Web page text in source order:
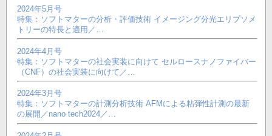
2024年5月号
特集：ソフトマターの分析・評価技術 イメージング分光エリプソメ
トリーの特長と適用／…
2024年4月号
特集：ソフトマターの社会実装に向けて セルロースナノファイバー
（CNF）の社会実装に向けて／…
2024年3月号
特集：ソフトマターの計測分析技術 AFMによる粘弾性計測の最新
の展開／nano tech2024／…